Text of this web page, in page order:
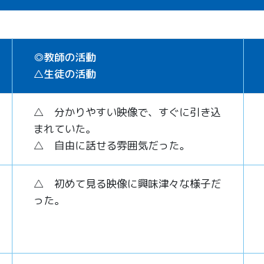
◎教師の活動
△生徒の活動
△ 分かりやすい映像で、すぐに引き込
まれていた。
△ 自由に話せる雰囲気だった。
△ 初めて見る映像に興味津々な様子だ
った。